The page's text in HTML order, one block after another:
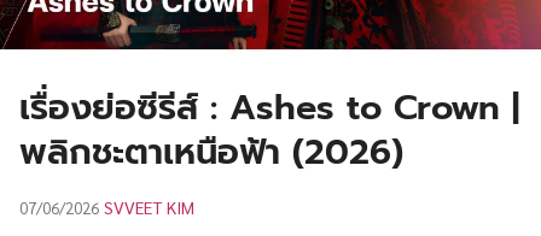
เรื่องย่อซีรีส์ : Ashes to Crown |
พลิกชะตาเหนือฟ้า (2026)
07/06/2026 SVVEET KIM